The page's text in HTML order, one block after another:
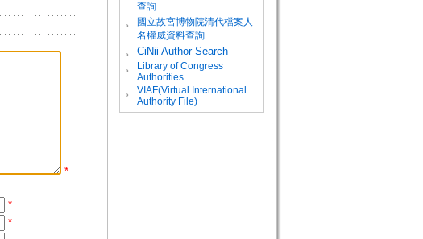
*
*
*
查詢
。
國立故宮博物院清代檔案人
名權威資料查詢
。
CiNii Author Search
。
Library of Congress
Authorities
。
VIAF(Virtual International
Authority File)